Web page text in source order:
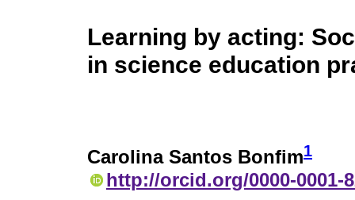
Learning by acting:
in science education
Carolina Santos Bonfim1
http://orcid.org/0000-0001-